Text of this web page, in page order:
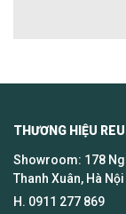
THƯƠNG HIỆU
Showroom: 178
Thanh Xuân, Hà Nội
H. 0911 277 869